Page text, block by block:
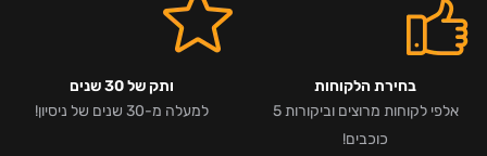
בחירת הלקוחות
אלפי לקוחות מרוצים וביקורות 5
כוכבים!
ותק של 30 שנים
למעלה מ-30 שנים של ניסיון!